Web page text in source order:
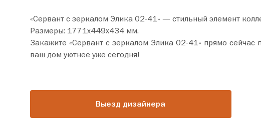
«Сервант с зеркалом Элика 02-41» — стильный элемент
Размеры: 1771х449х434 мм.
Закажите «Сервант с зеркалом Элика 02-41» прямо сейчас по цене от 34 850 руб. Добавьте товар в корзину и
ваш дом уютнее уже сегодня!
Выезд дизайнера